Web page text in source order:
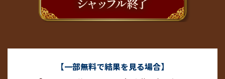
【一部無料で結果を見る場合】